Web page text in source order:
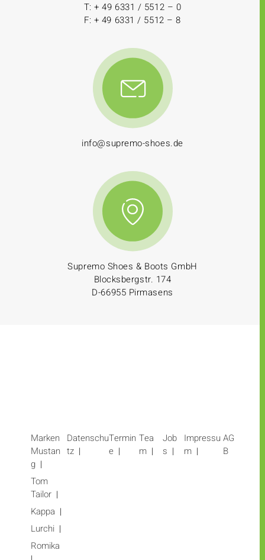
T: + 49 6331 / 5512 – 0
F: + 49 6331 / 5512 – 8
info@supremo-shoes.de
Supremo Shoes & Boots GmbH
Blocksbergstr. 174
D-66955 Pirmasens
Marken
Mustan
g
Tom
Tailor
Kappa
Lurchi
Romika
Datenschu
tz
Termin
e
Tea
m
Job
s
Impressu
m
AG
B